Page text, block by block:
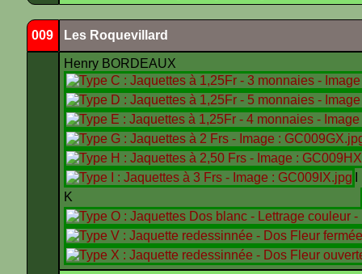
009 Les Roquevillard
Henry BORDEAUX
K